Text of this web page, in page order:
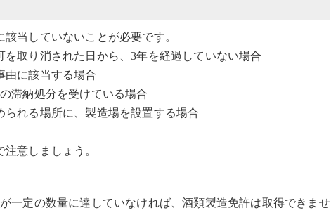
当していないことが必要です。
取り消された日から、3年を経過していない場合
由に該当する場合
滞納処分を受けている場合
られる場所に、製造場を設置する場合
意しましょう。
一定の数量に達していなければ、酒類製造免許は取得できませ